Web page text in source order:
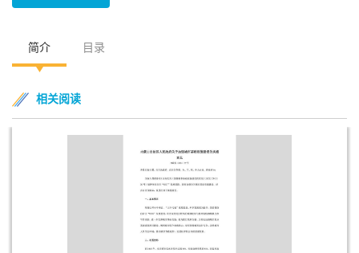
简介 目录
相关阅读